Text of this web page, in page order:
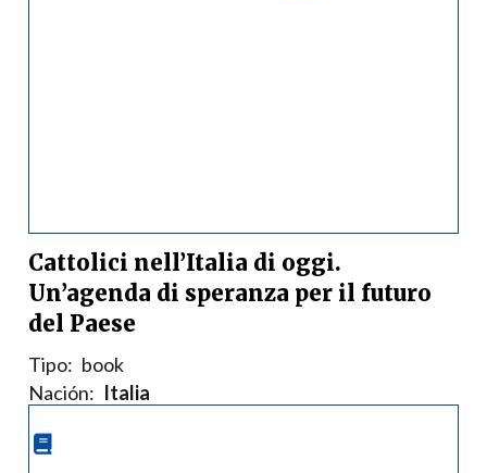
Cattolici nell’Italia di oggi.
Un’agenda di speranza per il futuro
del Paese
Tipo: book
Nación: Italia